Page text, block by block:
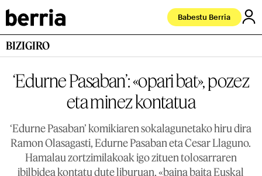
Babestu Berria
BIZIGIRO
‘Edurne Pasaban’: «opari bat», pozez
eta minez kontatua
‘Edurne Pasaban’ komikiaren sokalagunetako hiru dira
Ramon Olasagasti, Edurne Pasaban eta Cesar Llaguno.
Hamalau zortzimilakoak igo zituen tolosarraren
ibilbidea kontatu dute liburuan, «baina baita Euskal